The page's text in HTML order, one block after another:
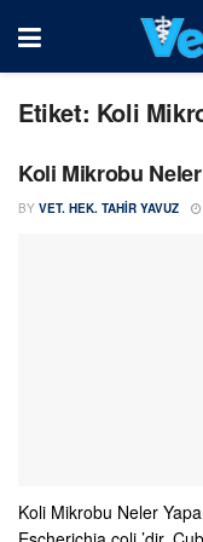
Etiket: Koli
Koli Mikrobu
BY VET. HEK. TAHIR YAVUZ
Koli Mikrobu Neler